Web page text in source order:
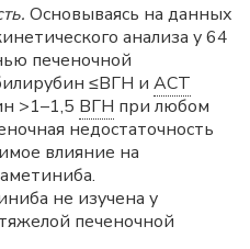
Основываясь на данных
анализа у 64
печеночной
≤ВГН и АСТ
>1–1,5 ВГН при любом
недостаточность
влияние на
не изучена у
печеночной